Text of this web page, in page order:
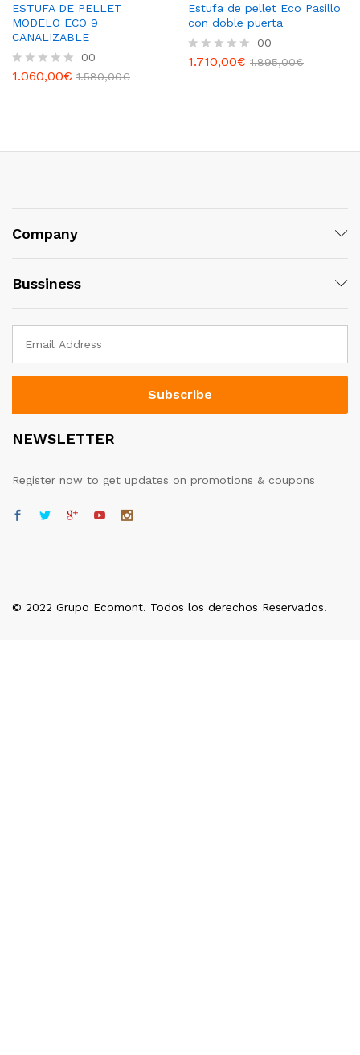
ESTUFA DE PELLET
MODELO ECO 9
CANALIZABLE
R
o
00
1.060,00€ 1.580,00€
Estufa de pellet Eco Pasillo
con doble puerta
R
u
00
1.710,00€ 1.895,00€
Company
Bussiness
NEWSLETTER
Register now to get updates on promotions & coupons
© 2022 Grupo Ecomont. Todos los derechos Reservados.